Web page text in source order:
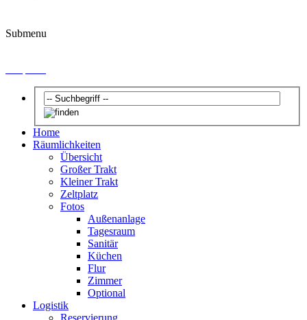
Submenu
Home
Räumlichkeiten
Übersicht
Großer Trakt
Kleiner Trakt
Zeltplatz
Fotos
Außenanlage
Tagesraum
Sanitär
Küchen
Flur
Zimmer
Optional
Logistik